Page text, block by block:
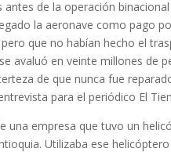
antes de la operación
la aeronave como pago
que no habían hecho el
avaluó en veinte millones de
de que nunca fue
para el pe­riódico El
una empresa que tuvo un
Utilizaba ese